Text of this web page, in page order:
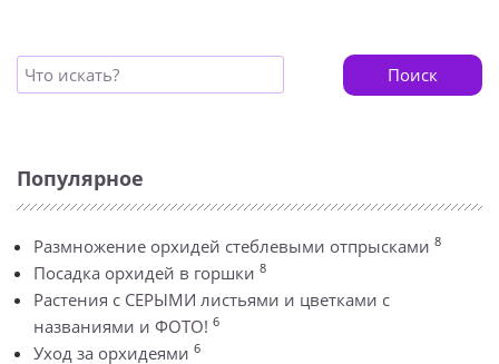
Поиск
Популярное
Размножение орхидей стеблевыми отпрысками 8
Посадка орхидей в горшки 8
Растения с СЕРЫМИ листьями и цветками с
названиями и ФОТО! 6
Уход за орхидеями 6